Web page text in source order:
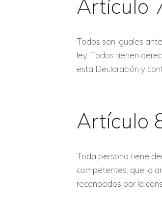
Artículo
Todos son iguales
ley. Todos tienen
esta Declaración y
Artículo
Toda persona tiene
competentes, que la
reconocidos por la